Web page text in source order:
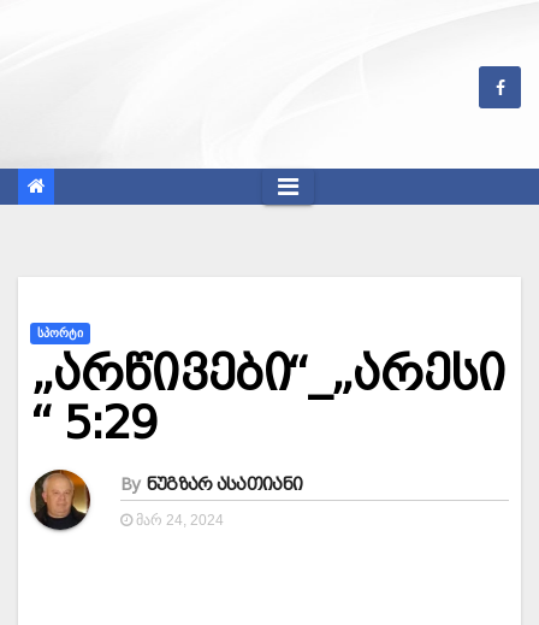
ᲡᲞᲝᲠᲢᲘ
„არწივები“_„არესი
“ 5:29
By ნუგზარ ასათიანი
ᲛᲐᲠ 24, 2024